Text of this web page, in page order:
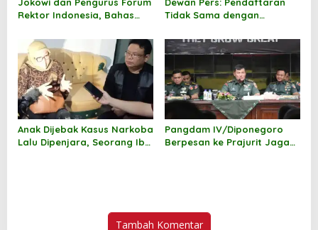
Rektor Indonesia, Bahas
2045
Tidak Sama dengan
Anak Dijebak Kasus Narkoba
Lalu Dipenjara, Seorang Ibu
Pangdam IV/Diponegoro
Berpesan ke Prajurit Jaga
Tambah Komentar